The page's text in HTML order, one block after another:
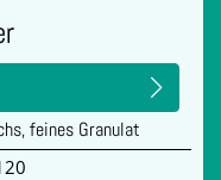
feines Granulat